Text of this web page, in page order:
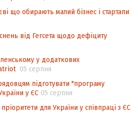
безпека суспільства
що обирають малий бізнес і стартапи
від Гегсета щодо дефіциту
у додаткових
05 серпня
підготувати "програму
у ЄС 05 серпня
для України у співпраці з ЄС